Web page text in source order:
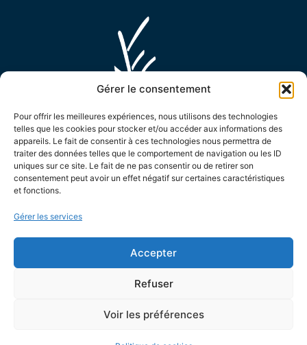
Gérer le consentement
Pour offrir les meilleures expériences, nous utilisons des technologies
telles que les cookies pour stocker et/ou accéder aux informations des
appareils. Le fait de consentir à ces technologies nous permettra de
traiter des données telles que le comportement de navigation ou les ID
uniques sur ce site. Le fait de ne pas consentir ou de retirer son
consentement peut avoir un effet négatif sur certaines caractéristiques
et fonctions.
Gérer les services
Accepter
Refuser
Voir les préférences
MAIRIE D'ENSUÈS LA REDONNE
15 Avenue Général de Monsabert,
Contactez-nous !
LES HORAIRES D'OUVERTURE
Le lundi de 8h30 à 12h et de 13h30 à 17h